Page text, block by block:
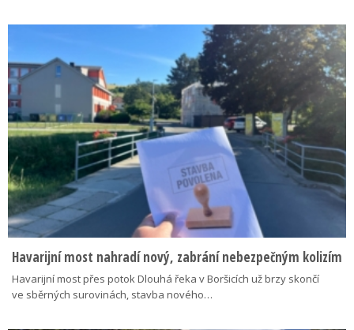
Havarijní most nahradí nový, zabrání nebezpečným kolizím
Havarijní most přes potok Dlouhá řeka v Boršicích už brzy skončí
ve sběrných surovinách, stavba nového…